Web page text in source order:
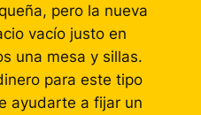
pero la nueva
vacío justo en
una mesa y sillas.
para este tipo
ayudarte a fijar un